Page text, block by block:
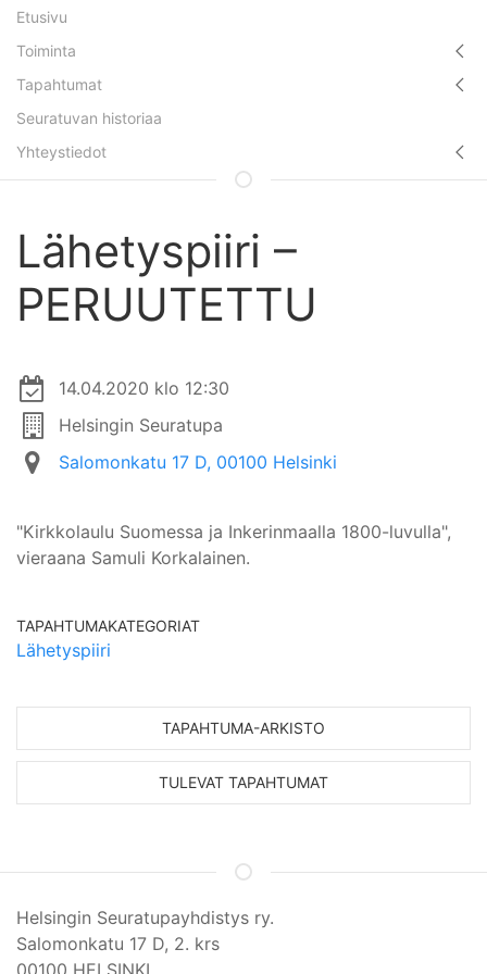
Etusivu
Toiminta
Tapahtumat
Seuratuvan historiaa
Yhteystiedot
Lähetyspiiri –
PERUUTETTU
14.04.2020 klo 12:30
Helsingin Seuratupa
Salomonkatu 17 D, 00100 Helsinki
"Kirkkolaulu Suomessa ja Inkerinmaalla 1800-luvulla",
vieraana Samuli Korkalainen.
TAPAHTUMAKATEGORIAT
Lähetyspiiri
TAPAHTUMA-ARKISTO
TULEVAT TAPAHTUMAT
Helsingin Seuratupayhdistys ry.
Salomonkatu 17 D, 2. krs
00100 HELSINKI